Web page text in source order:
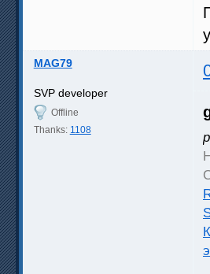
MAG79
SVP developer
Offline
Thanks: 1108